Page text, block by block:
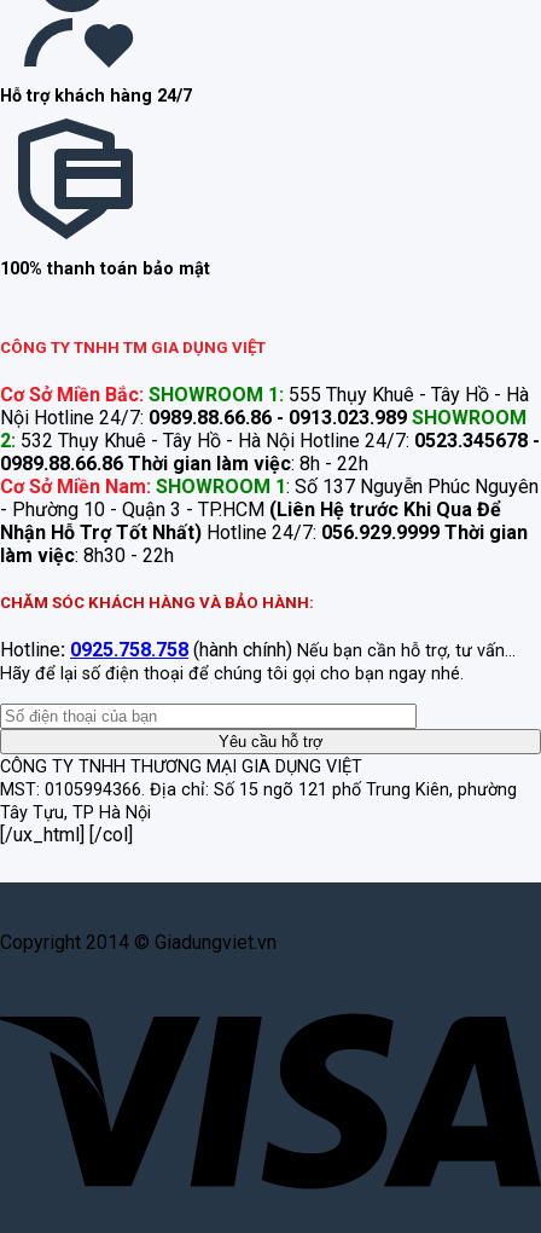
Hỗ trợ khách hàng 24/7
100% thanh toán bảo mật
CÔNG TY TNHH TM GIA DỤNG VIỆT
Cơ Sở Miền Bắc: SHOWROOM 1: 555 Thụy Khuê - Tây Hồ - Hà
Nội Hotline 24/7: 0989.88.66.86 - 0913.023.989 SHOWROOM
2: 532 Thụy Khuê - Tây Hồ - Hà Nội Hotline 24/7: 0523.345678 -
0989.88.66.86 Thời gian làm việc: 8h - 22h
Cơ Sở Miền Nam: SHOWROOM 1: Số 137 Nguyễn Phúc Nguyên
- Phường 10 - Quận 3 - TP.HCM (Liên Hệ trước Khi Qua Để
Nhận Hỗ Trợ Tốt Nhất) Hotline 24/7: 056.929.9999 Thời gian
làm việc: 8h30 - 22h
CHĂM SÓC KHÁCH HÀNG VÀ BẢO HÀNH:
Hotline: 0925.758.758 (hành chính) Nếu bạn cần hỗ trợ, tư vấn...
Hãy để lại số điện thoại để chúng tôi gọi cho bạn ngay nhé.
CÔNG TY TNHH THƯƠNG MẠI GIA DỤNG VIỆT
MST: 0105994366. Địa chỉ: Số 15 ngõ 121 phố Trung Kiên, phường
Tây Tựu, TP Hà Nội
[/ux_html] [/col]
Copyright 2014 © Giadungviet.vn